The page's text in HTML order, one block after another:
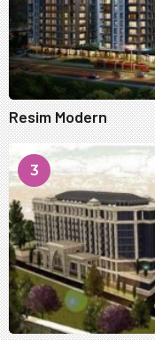
Resim Modern
3